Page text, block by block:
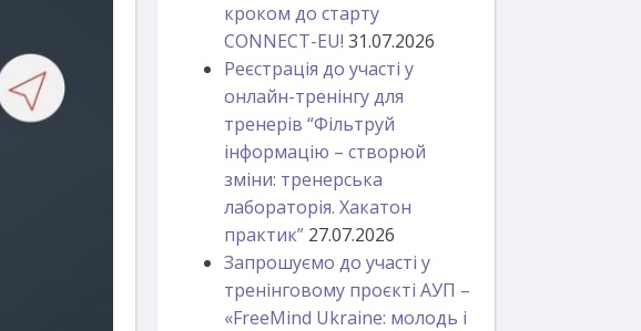
кроком до старту
CONNECT-EU! 31.07.2026
Реєстрація до участі у
онлайн-тренінгу для
тренерів “Фільтруй
інформацію – створюй
зміни: тренерська
лабораторія. Хакатон
практик” 27.07.2026
Запрошуємо до участі у
тренінговому проєкті АУП –
«FreeMind Ukraine: молодь і